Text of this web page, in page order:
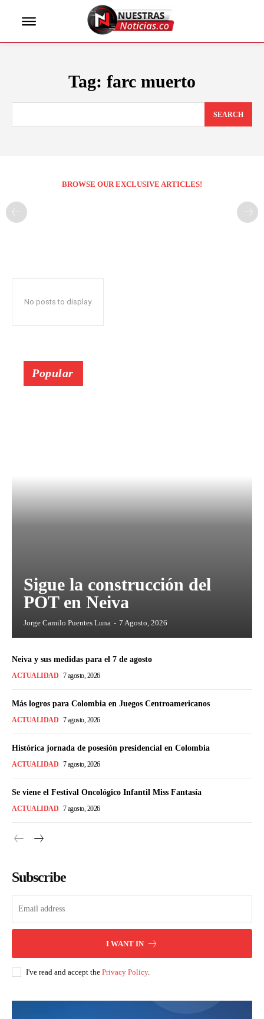
Tag: farc muerto
SEARCH
BROWSE OUR EXCLUSIVE ARTICLES!
No posts to display
Popular
Sigue la construcción del
POT en Neiva
Jorge Camilo Puentes Luna - 7 Agosto, 2026
Neiva y sus medidas para el 7 de agosto
ACTUALIDAD 7 agosto, 2026
Más logros para Colombia en Juegos Centroamericanos
ACTUALIDAD 7 agosto, 2026
Histórica jornada de posesión presidencial en Colombia
ACTUALIDAD 7 agosto, 2026
Se viene el Festival Oncológico Infantil Miss Fantasía
ACTUALIDAD 7 agosto, 2026
Subscribe
I WANT IN
I've read and accept the Privacy Policy.